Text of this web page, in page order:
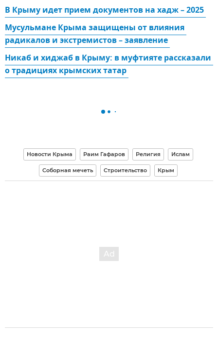
В Крыму идет прием документов на хадж – 2025
Мусульмане Крыма защищены от влияния
радикалов и экстремистов – заявление
Никаб и хиджаб в Крыму: в муфтияте рассказали
о традициях крымских татар
Новости Крыма Раим Гафаров Религия Ислам
Соборная мечеть Строительство Крым